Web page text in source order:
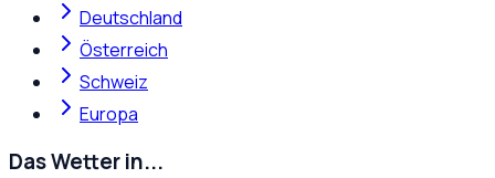
Deutschland
Österreich
Schweiz
Europa
Das Wetter in...